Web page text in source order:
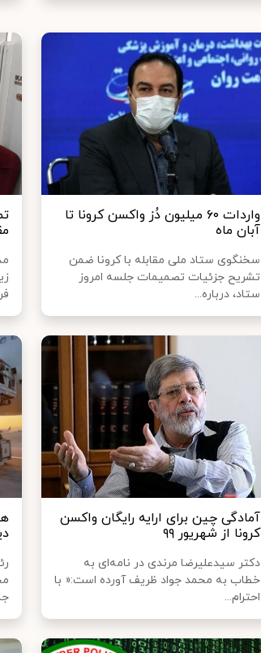
واردات ۶۰ میلیون دُز واکسن کرونا تا
آبان ماه
سخنگوی ستاد ملی مقابله با کرونا ضمن
تشریح جزئیات تصمیمات جلسه امروز
ستاد، درباره...
آمادگی چین برای ارایه رایگان واکسن
کرونا از شهریور ۹۹
دکتر سیدعلیرضا مرندی در نامه‌ای به
خطاب به محمد جواد ظریف آورده است:« با
احترام...